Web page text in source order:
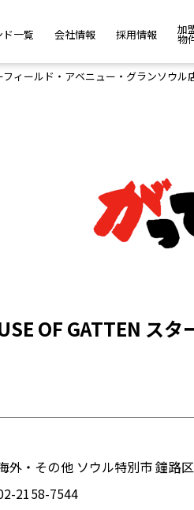
ド一覧 会社情報 採用情報 加
物
フィールド・アベニュー・グランソウル
OF GATTEN ス
外・その他 ソウル特別市 鐘路
2158-7544